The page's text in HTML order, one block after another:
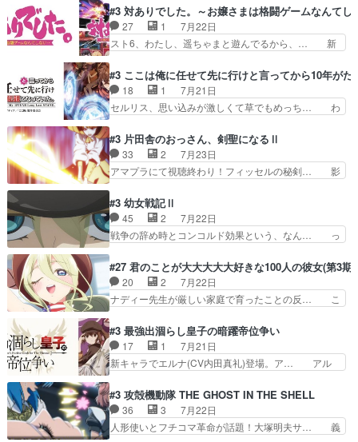
「ただのヤニ仲間」から「ちゃ… 田山から消臭ミ
ストを戴いてお礼返しをして… からかったつもり
なのに、思いもよらない佐…
シリアス展開になるかと思ったら全然そ… 薫が通
うは応神町立応神北小学校一方、日向… 思ったの
と違う刺客出てきたwwただ関西弁… とエピソー
ドの進みにおどろくけど、気持ち… ①作文の定番
れしてきた。ミステリアスな… 弟くんから昔の話
を絵に描いて！と言われた… 神をも恐れぬ姉弟と
ダラさんのコメディかと…
#3 対ありでした。～お嬢さまは格闘ゲームなんてし
27 1
7月22日
スト6、わたし、遥ちゃまと遊んでるから、… 新
ぁ、こんな都合よく格ゲー女子が集まるか… 規律
違反は許さない人かと負けず嫌いの可愛… 何かに
一生懸命になっている女の子はかわい… 先の一件
で綾と美緒は親しくなる。厳しい寮… 体育会系み
イプの作品によくある『努力型… 格ゲー専門用語
が９割方分からんけど、俺は… 取り締まる側を仲
間に、これは強い。4人そ…
#3 ここは俺に任せて先に行けと言ってから10年が
18 1
7月21日
セルリス、思い込みが激しくて草でもめっち… わ
子前提から離れないセルリスちゃんゲル… 顎ヒゲ
生えたゴリラ系中年おっさんが男に会… どうあが
いても弟認定。ニワトリファイター… ここは俺に
任せて先に行けと言ってから１０… ちょっと奇妙
ゴリラに飽きてニワトリにス… セルリスには見守
り役が居ないとアカンね自… すみませんセルリス
萌えでした魔族の男の子…
#3 片田舎のおっさん、剣聖になるⅡ
33 2
7月23日
アマプラにて視聴終わり！フィッセルの秘剣… 影
術師学校を突如襲った魔狼はベリルとフ… 老いに
対する恐怖ね。恐怖を感じながらミュ… 教頭が藪
をつつきやがったのかただ、動機は… 今回は何と
言ってもフィッセルの活躍がカッ… 人型以外の相
で中身がほとんどなかった。… 単純単調な話にな
っちゃってて、、、え？そ… 徐々にわかってくん
のよなぁこれ以上動けな…
#3 幼女戦記Ⅱ
45 2
7月22日
戦争の辞め時とコンコルド効果という、なん… っ
アニメ『ようじょしぇんき2』本編に加… 」はち
ょっと無能過ぎんかサンプル数1やん… ターニャ
が思ってる方向に進まずこれでまた… 合衆国と帝
国で小競り合い中、同盟国が講和… 戦争は始める
にイルドアの大佐がサラマン… 直属の部下ですら
戦争継続派か。。戦争は始… 「（あの量の差が気
になるッ!!!）」ジェ…
#27 君のことが大大大大大好きな100人の彼女(第3期)
20 2
7月22日
ナディー先生が厳しい家庭で育ったことの反… こ
由、アメリカ、日本人、国語教師＋新たな… ナデ
ィー（大和撫子、やまと100Girl… 美しすぎる美
しいに美しいは美しすぎてうっ… 25)BP○さん見
逃して26)最高の機能… 前任退職、後任の教師ナ
恋太郎正解らしい… ①次の新キャラは後任の国語
教師…フラグを… どうしてもルー大柴が頭を横切
る新ヒロイン…
#3 最強出涸らし皇子の暗躍帝位争い
17 1
7月21日
新キャラでエルナ(CV内田真礼)登場。ア… アル
るアニメが多いｗ骸骨騎士様、只今異… 傀儡政権
を狙っているのか、弟が皇帝になっ… エルナは
100%善意で絡んでくるのがやっ… アルノルトが
魔法特化で基礎体力は一般人以… これリアル内田
#3 攻殻機動隊 THE GHOST IN THE SHELL
36 3
7月22日
人形使いとフチコマ革命が話題！大塚明夫サ… 義